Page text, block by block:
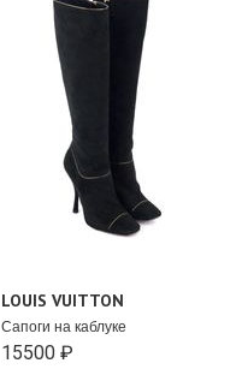
LOUIS VUITTON
Сапоги на каблуке
15500 ₽